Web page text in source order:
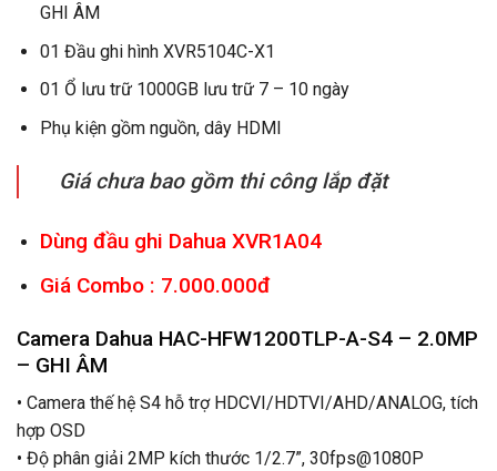
GHI ÂM
01 Đầu ghi hình XVR5104C-X1
01 Ổ lưu trữ 1000GB lưu trữ 7 – 10 ngày
Phụ kiện gồm nguồn, dây HDMI
Giá chưa bao gồm thi công lắp đặt
Dùng đầu ghi Dahua XVR1A04
Giá Combo : 7.000.000đ
Camera Dahua HAC-HFW1200TLP-A-S4 – 2.0MP
– GHI ÂM
• Camera thế hệ S4 hỗ trợ HDCVI/HDTVI/AHD/ANALOG, tích
hợp OSD
• Độ phân giải 2MP kích thước 1/2.7”, 30fps@1080P